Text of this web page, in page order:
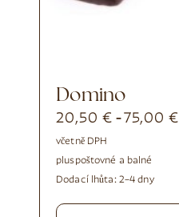
Domino
20,50 € - 75,00€
včetně DPH
pluspoštovné a balné
Dodací lhůta: 2–4 dny